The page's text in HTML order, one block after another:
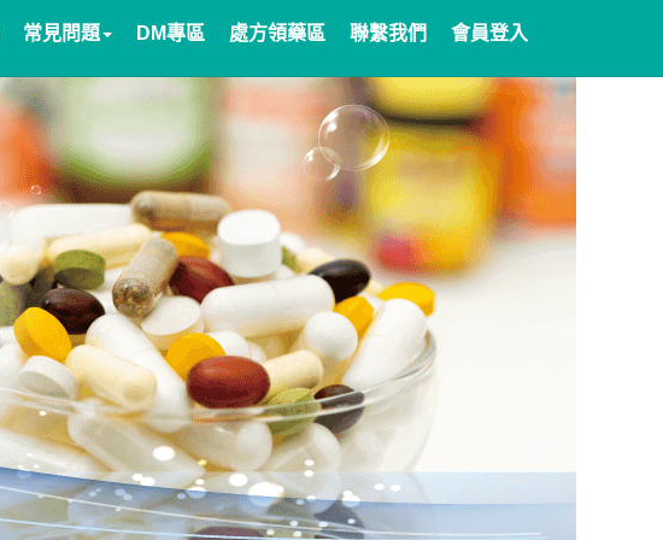
常見問題 DM專區 處方領藥區 聯繫我們 會員登入